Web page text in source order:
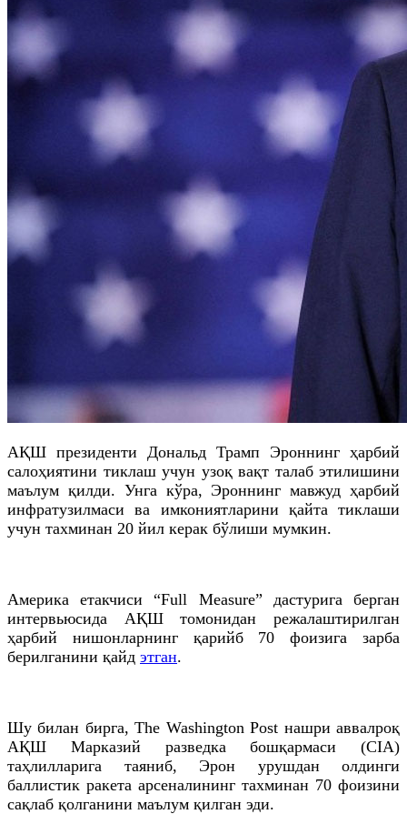
АҚШ президенти Дональд Трамп Эроннинг ҳарбий
салоҳиятини тиклаш учун узоқ вақт талаб этилишини
маълум қилди. Унга кўра, Эроннинг мавжуд ҳарбий
инфратузилмаси ва имкониятларини қайта тиклаши
учун тахминан 20 йил керак бўлиши мумкин.
Америка етакчиси “Full Measure” дастурига берган
интервьюсида АҚШ томонидан режалаштирилган
ҳарбий нишонларнинг қарийб 70 фоизига зарба
берилганини қайд этган.
Шу билан бирга, The Washington Post нашри аввалроқ
АҚШ Марказий разведка бошқармаси (CIA)
таҳлилларига таяниб, Эрон урушдан олдинги
баллистик ракета арсеналининг тахминан 70 фоизини
сақлаб қолганини маълум қилган эди.